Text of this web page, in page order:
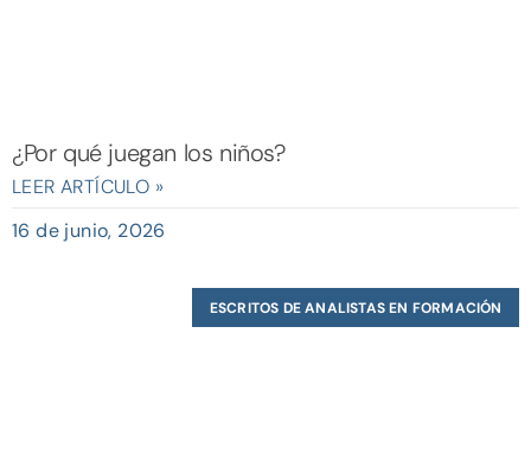
¿Por qué juegan los niños?
LEER ARTÍCULO »
16 de junio, 2026
ESCRITOS DE ANALISTAS EN FORMACIÓN